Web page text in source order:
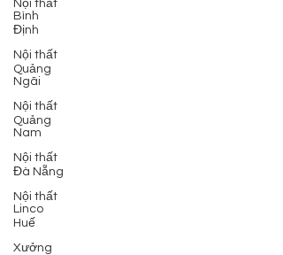
Nội thất
Bình
Định
Nội thất
Quảng
Ngãi
Nội thất
Quảng
Nam
Nội thất
Đà Nẵng
Nội thất
Linco
Huế
Xưởng